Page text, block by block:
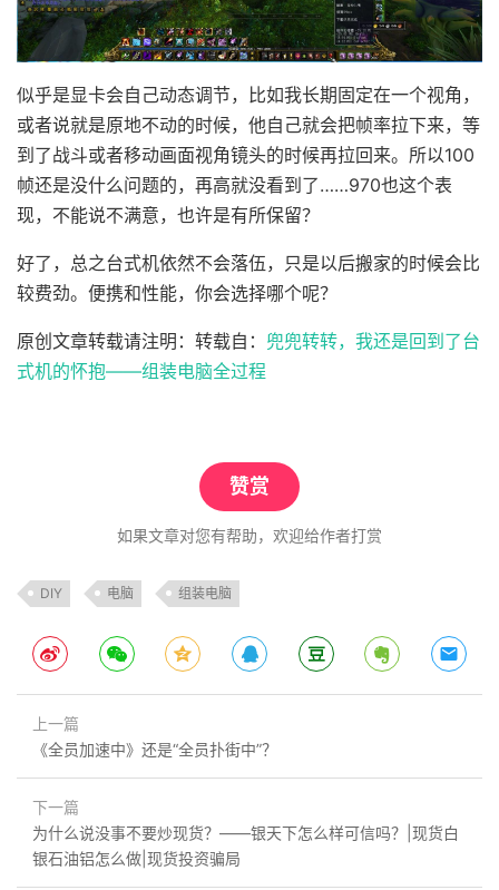
似乎是显卡会自己动态调节，比如我长期固定在一个视角，
或者说就是原地不动的时候，他自己就会把帧率拉下来，等
到了战斗或者移动画面视角镜头的时候再拉回来。所以100
帧还是没什么问题的，再高就没看到了……970也这个表
现，不能说不满意，也许是有所保留？
好了，总之台式机依然不会落伍，只是以后搬家的时候会比
较费劲。便携和性能，你会选择哪个呢？
原创文章转载请注明：转载自： 兜兜转转，我还是回到了台
式机的怀抱——组装电脑全过程
赞赏
如果文章对您有帮助，欢迎给作者打赏
DIY 电脑 组装电脑
上一篇
《全员加速中》还是“全员扑街中”？
下一篇
为什么说没事不要炒现货？——银天下怎么样可信吗？|现货白
银石油铝怎么做|现货投资骗局